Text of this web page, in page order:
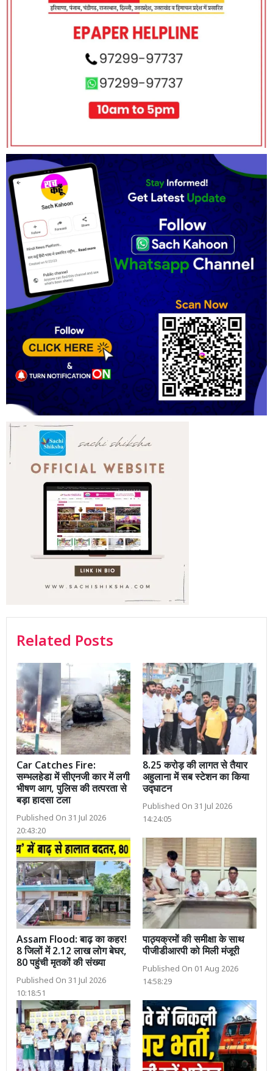
Related Posts
Car Catches Fire:
सम्भलहेडा में सीएनजी कार में लगी
भीषण आग, पुलिस की तत्परता से
बड़ा हादसा टला
Published On 31 Jul 2026
20:43:20
8.25 करोड़ की लागत से तैयार
अहुलाना में सब स्टेशन का किया
उद्घाटन
Published On 31 Jul 2026
14:24:05
Assam Flood: बाढ़ का कहर!
8 जिलों में 2.12 लाख लोग बेघर,
80 पहुंची मृतकों की संख्या
Published On 31 Jul 2026
10:18:51
पाठ्यक्रमों की समीक्षा के साथ
पीजीडीआरपी को मिली मंजूरी
Published On 01 Aug 2026
14:58:29